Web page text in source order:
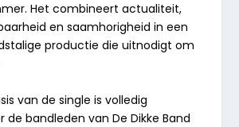
Het combineert actualiteit,
en saamhorigheid in een
productie die uitnodigt om
van de single is volledig
de bandleden van De Dikke Band